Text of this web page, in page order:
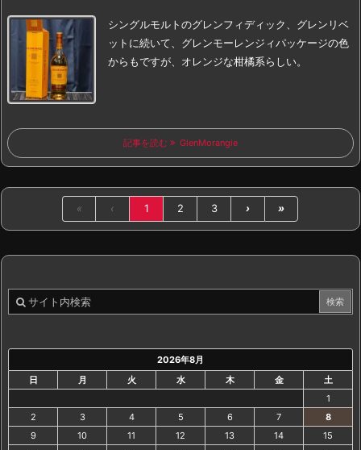
シングルモルトのグレンフィディック、 グレンリベ
ット に続いて、 グレンモーレンジィパッケージの色
からもですが、オレンジな柑橘系らしい。
記事を読む GlenMorangie
« ‹ 1 2 3 › »
2026年8月
日
月 火 水 木 金 土
1
2
3 4 5 6 7
8
9
10 11 12 13 14
15